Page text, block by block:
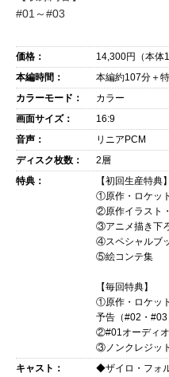
#01～#03
価格： 14,300円（本体
本編時間：
本編約107分＋
カラーモード：
カラー
画面サイズ：
16:9
音声：
リニアPCM
ディスク枚数：
2層
特典：
【初回生産特典】
①原作・ロケッ
②原作イラスト
③アニメ描き下
④スペシャルブ
⑤絵コンテ集
【毎回特典】
①原作・ロケッ
予告（#02・#03
②#01オーディ
③ノンクレジッ
キャスト：
◆ザイロ・フォ